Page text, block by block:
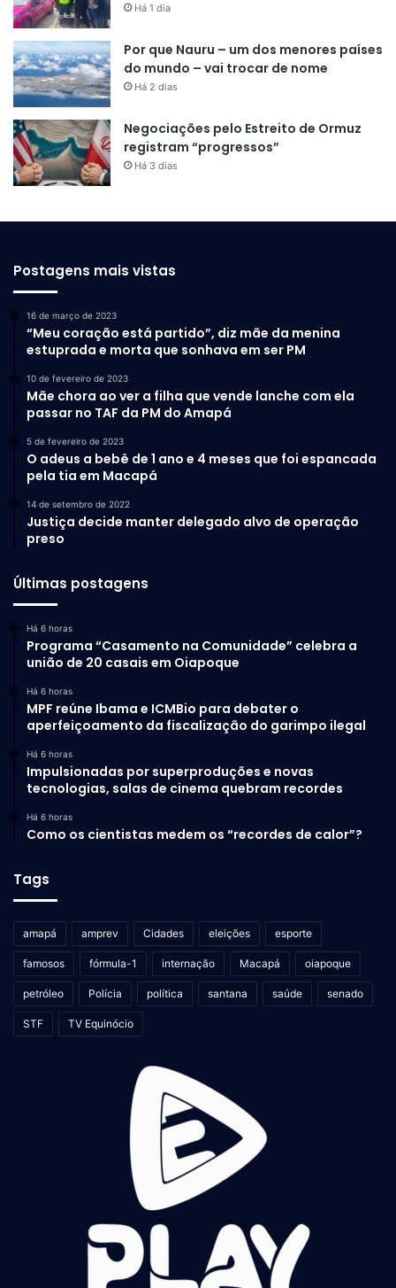
Há 1 dia
Por que Nauru – um dos menores países
do mundo – vai trocar de nome
Há 2 dias
Negociações pelo Estreito de Ormuz
registram “progressos”
Há 3 dias
Postagens mais vistas
16 de março de 2023
“Meu coração está partido”, diz mãe da menina
estuprada e morta que sonhava em ser PM
10 de fevereiro de 2023
Mãe chora ao ver a filha que vende lanche com ela
passar no TAF da PM do Amapá
5 de fevereiro de 2023
O adeus a bebê de 1 ano e 4 meses que foi espancada
pela tia em Macapá
14 de setembro de 2022
Justiça decide manter delegado alvo de operação
preso
Últimas postagens
Há 6 horas
Programa “Casamento na Comunidade” celebra a
união de 20 casais em Oiapoque
Há 6 horas
MPF reúne Ibama e ICMBio para debater o
aperfeiçoamento da fiscalização do garimpo ilegal
Há 6 horas
Impulsionadas por superproduções e novas
tecnologias, salas de cinema quebram recordes
Há 6 horas
Como os cientistas medem os “recordes de calor”?
Tags
amapá amprev Cidades eleições esporte
famosos fórmula-1 internação Macapá oiapoque
petróleo Polícia política santana saúde senado
STF TV Equinócio